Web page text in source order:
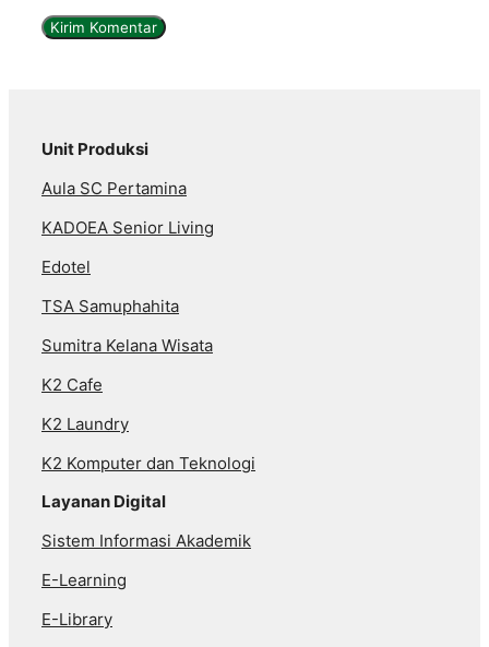
Unit Produksi
Aula SC Pertamina
KADOEA Senior Living
Edotel
TSA Samuphahita
Sumitra Kelana Wisata
K2 Cafe
K2 Laundry
K2 Komputer dan Teknologi
Layanan Digital
Sistem Informasi Akademik
E-Learning
E-Library